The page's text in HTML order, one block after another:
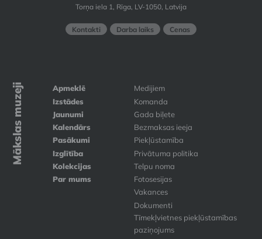
Torņa iela 1, Rīga, LV-1050, Latvija
Kontakti Darba laiks Cenas
Mākslas muzeji
Apmeklē
Izstādes
Jaunumi
Kalendārs
Pasākumi
Izglītība
Kolekcijas
Par mums
Medijiem
Komanda
Gada biļete
Bezmaksas ieeja
Piekļūstamība
Privātuma politika
Telpu noma
Fotosesijas
Vakances
Dokumenti
Tīmekļvietnes piekļūstamības
paziņojums